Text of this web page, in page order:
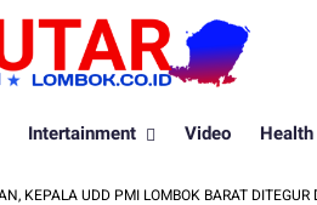
Intertainment Video Health
UDD PMI LOMBOK BARAT DITEGUR DAN